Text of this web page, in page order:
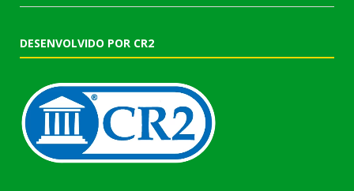
DESENVOLVIDO POR CR2